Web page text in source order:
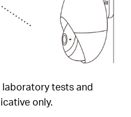
tests and
only.